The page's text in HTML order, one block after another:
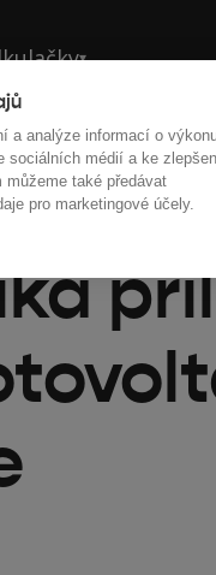
a analýze informací o
sociálních médií a ke
můžeme také předávat
pro marketingové účely.
▾